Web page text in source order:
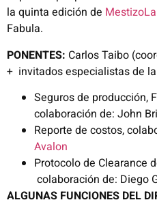
la quinta edición de
Fabula.
PONENTES: Carlos Taibo
+ invitados especialistas de
Seguros de producción,
colaboración de: John
Reporte de costos,
Avalon
Protocolo de Clearance
colaboración de: Diego
ALGUNAS FUNCIONES DEL